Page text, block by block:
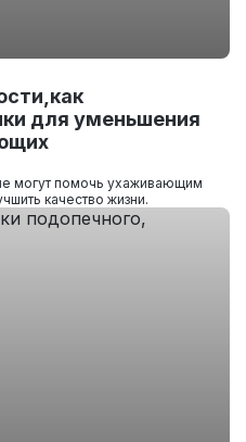
для уменьшения
могут помочь ухаживающим
качество жизни.